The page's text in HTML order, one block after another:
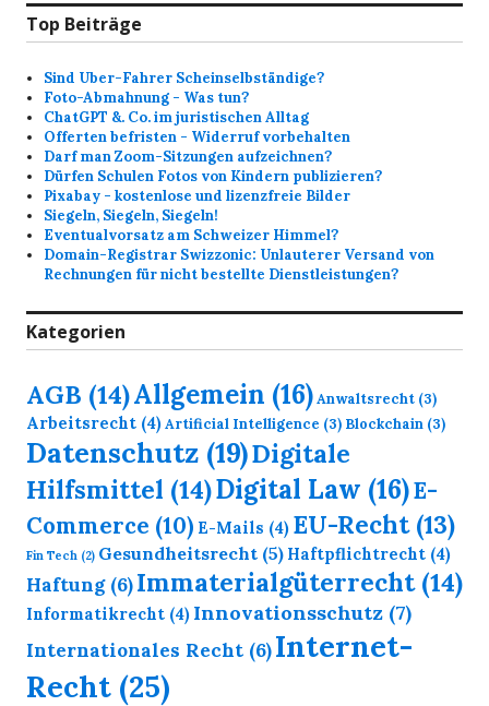
Top Beiträge
Sind Uber-Fahrer Scheinselbständige?
Foto-Abmahnung - Was tun?
ChatGPT &. Co. im juristischen Alltag
Offerten befristen - Widerruf vorbehalten
Darf man Zoom-Sitzungen aufzeichnen?
Dürfen Schulen Fotos von Kindern publizieren?
Pixabay - kostenlose und lizenzfreie Bilder
Siegeln, Siegeln, Siegeln!
Eventualvorsatz am Schweizer Himmel?
Domain-Registrar Swizzonic: Unlauterer Versand von
Rechnungen für nicht bestellte Dienstleistungen?
Kategorien
AGB (14)Allgemein (16)Anwaltsrecht (3)
Arbeitsrecht (4)Artificial Intelligence (3) Blockchain (3)
Datenschutz (19)Digitale
Hilfsmittel (14)Digital Law (16)E-
Commerce (10) E-Mails (4) EU-Recht(13)
Fin Tech (2) Gesundheitsrecht (5) Haftpflichtrecht (4)
Haftung(6)Immaterialgüterrecht(14)
Informatikrecht (4) Innovationsschutz (7)
Internationales Recht (6)Internet-
Recht (25)